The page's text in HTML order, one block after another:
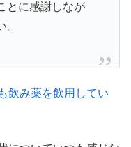
とに感謝しなが
飲み薬を飲用してい